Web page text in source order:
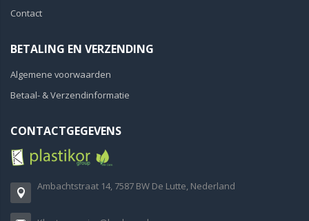
Contact
BETALING EN VERZENDING
Algemene voorwaarden
Betaal- & Verzendinformatie
CONTACTGEGEVENS
Ambachtstraat 14, 7587 BW De Lutte, Nederland